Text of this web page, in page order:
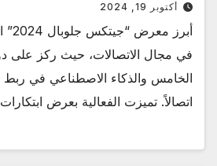
أكتوبر 19, 2024
أبرز
في مجال الاتصالات، حيث ركز على
الخامس والذكاء الاصطناعي في ربط
اتصالاً. تميزت الفعالية بعرض